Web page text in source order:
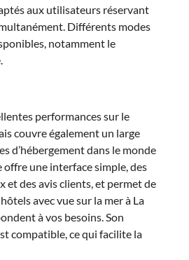
aux utilisateurs réservant
Différents modes
notamment le
performances sur le
couvre également un large
d’hébergement dans le monde
une interface simple, des
et des avis clients, et permet de
avec vue sur la mer à La
à vos besoins. Son
compatible, ce qui facilite la